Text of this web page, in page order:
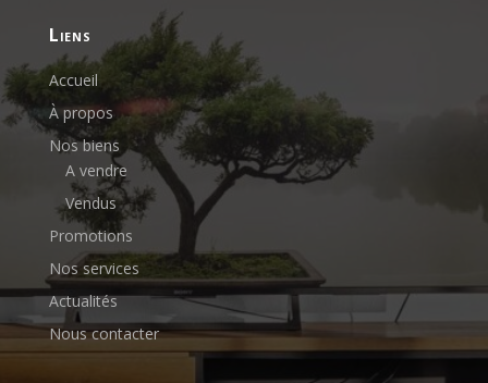
liens
Accueil
À propos
Nos biens
A vendre
Vendus
Promotions
Nos services
Actualités
Nous contacter